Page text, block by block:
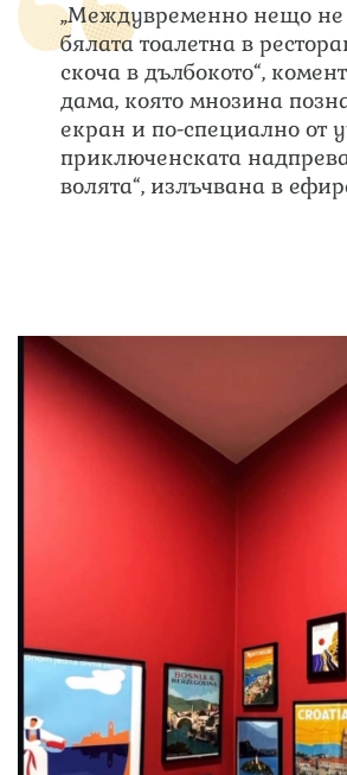
„Междувременно нещо не
бялата тоалетна в
скоча в дълбокото“,
дама, която мнозина
екран и по-специално от
приключенската
волята“, излъчвана в